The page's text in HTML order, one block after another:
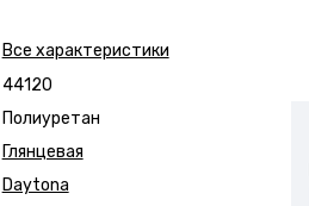
Все характеристики
44120
Полиуретан
Глянцевая
Daytona